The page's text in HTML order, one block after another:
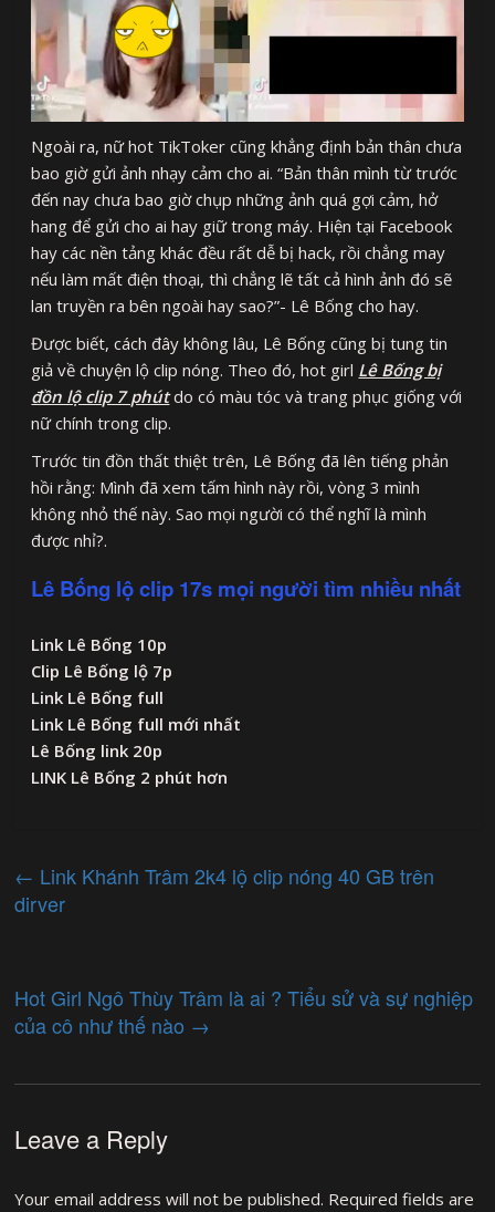
Ngoài ra, nữ hot TikToker cũng khẳng định bản thân chưa
bao giờ gửi ảnh nhạy cảm cho ai. “Bản thân mình từ trước
đến nay chưa bao giờ chụp những ảnh quá gợi cảm, hở
hang để gửi cho ai hay giữ trong máy. Hiện tại Facebook
hay các nền tảng khác đều rất dễ bị hack, rồi chẳng may
nếu làm mất điện thoại, thì chẳng lẽ tất cả hình ảnh đó sẽ
lan truyền ra bên ngoài hay sao?”- Lê Bống cho hay.
Được biết, cách đây không lâu, Lê Bống cũng bị tung tin
giả về chuyện lộ clip nóng. Theo đó, hot girl Lê Bống bị
đồn lộ clip 7 phútdo có màu tóc và trang phục giống với
nữ chính trong clip.
Trước tin đồn thất thiệt trên, Lê Bống đã lên tiếng phản
hồi rằng: Mình đã xem tấm hình này rồi, vòng 3 mình
không nhỏ thế này. Sao mọi người có thể nghĩ là mình
được nhỉ?.
Lê Bống lộ clip 17s mọi người tìm nhiều nhất
Link Lê Bống 10p
Clip Lê Bống lộ 7p
Link Lê Bống full
Link Lê Bống full mới nhất
Lê Bống link 20p
LINK Lê Bống 2 phút hơn
← Link Khánh Trâm 2k4 lộ clip nóng 40 GB trên
dirver
Hot Girl Ngô Thùy Trâm là ai ? Tiểu sử và sự nghiệp
của cô như thế nào →
Leave a Reply
Your email address will not be published. Required fields are